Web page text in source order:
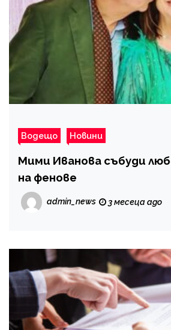
Водещо Новини
Мими Иванова събуди
на фенове
admin_news 3 месеца ago